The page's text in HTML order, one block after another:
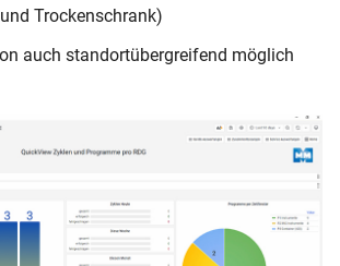
Trockenschrank)
auch standortübergreifend möglich